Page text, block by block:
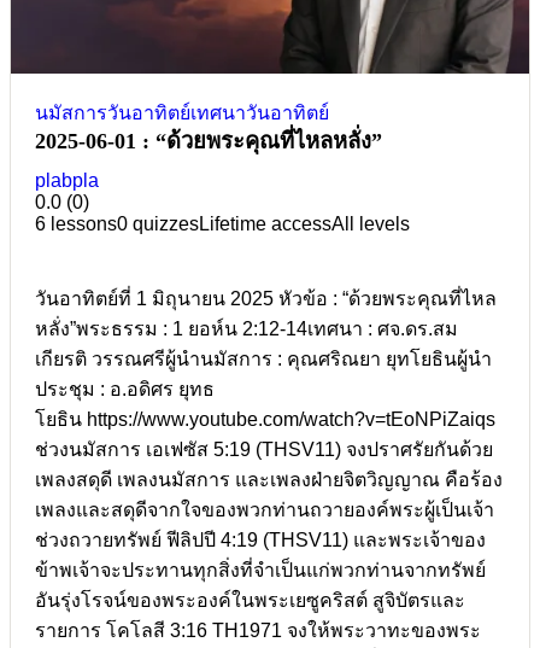
นมัสการวันอาทิตย์เทศนาวันอาทิตย์
2025-06-01 : “ด้วยพระคุณที่ไหลหลั่ง”
plabpla
0.0 (0)
6 lessons0 quizzesLifetime accessAll levels
วันอาทิตย์ที่ 1 มิถุนายน 2025 หัวข้อ : “ด้วยพระคุณที่ไหล
หลั่ง”พระธรรม : 1 ยอห์น 2:12-14เทศนา : ศจ.ดร.สม
เกียรติ วรรณศรีผู้นำนมัสการ : คุณศริณยา ยุทโยธินผู้นำ
ประชุม : อ.อดิศร ยุทธ
โยธิน https://www.youtube.com/watch?v=tEoNPiZaiqs
ช่วงนมัสการ เอเฟซัส 5:19 (THSV11) จงปราศรัยกันด้วย
เพลงสดุดี เพลงนมัสการ และเพลงฝ่ายจิตวิญญาณ คือร้อง
เพลงและสดุดีจากใจของพวกท่านถวายองค์พระผู้เป็นเจ้า
ช่วงถวายทรัพย์ ฟีลิปปี 4:19 (THSV11) และพระเจ้าของ
ข้าพเจ้าจะประทานทุกสิ่งที่จำเป็นแก่พวกท่านจากทรัพย์
อันรุ่งโรจน์ของพระองค์ในพระเยซูคริสต์ สูจิบัตรและ
รายการ โคโลสี 3:16 TH1971 จงให้พระวาทะของพระ